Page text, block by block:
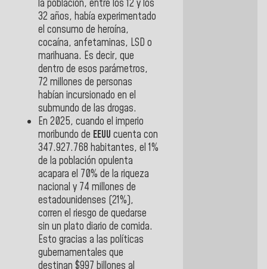
la población, entre los 12 y los
32 años, había experimentado
el consumo de heroína,
cocaína, anfetaminas, LSD o
marihuana. Es decir, que
dentro de esos parámetros,
72 millones de personas
habían incursionado en el
submundo de las drogas.
En 2025, cuando el imperio
moribundo de EEUU cuenta con
347.927.768 habitantes, el 1%
de la población opulenta
acapara el 70% de la riqueza
nacional y 74 millones de
estadounidenses (21%),
corren el riesgo de quedarse
sin un plato diario de comida.
Esto gracias a las políticas
gubernamentales que
destinan $997 billones al